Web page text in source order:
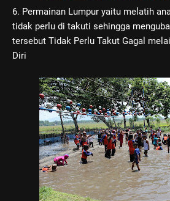
6. Permainan Lumpur yaitu melatih
tidak perlu di takuti sehingga
tersebut Tidak Perlu Takut Gagal
Diri